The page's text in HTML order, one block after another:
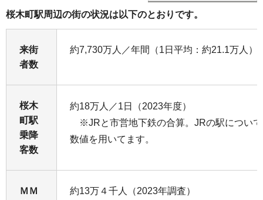
桜木町駅周辺の街の状況は以下のとおりです。
来街
者数
約7,730万人／年間（1日平均：約21.1万人）
桜木
町駅
乗降
客数
約18万人／1日（2023年度）
※JRと市営地下鉄の合算。JRの駅につい
数値を用いてます。
ＭＭ
約13万４千人（2023年調査）